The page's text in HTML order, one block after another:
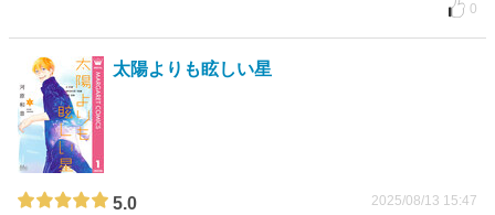
0
太陽よりも眩しい星
5.0 2025/08/13 15:47